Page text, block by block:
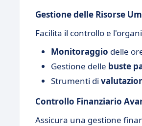
Gestione delle Risorse
Facilita il controllo e
Monitoraggio delle
Gestione delle buste
Strumenti di
Controllo Finanziario
Assicura una gestione